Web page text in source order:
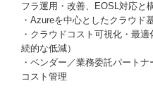
フラ運用・改善、EOSL対応と
・Azureを中心としたクラウド
・クラウドコスト可視化・最
続的な低減）
・ベンダー／業務委託パート
コスト管理